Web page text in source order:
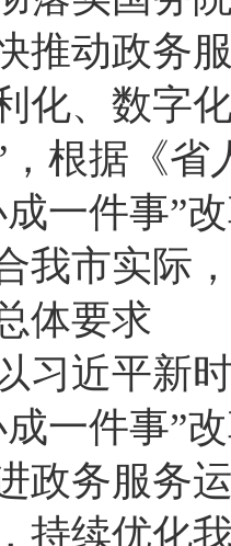
推动政务
化、数字
，根据《
一件事”
我市实际
要求
近平新时
一件事”
政务服务
持续优化